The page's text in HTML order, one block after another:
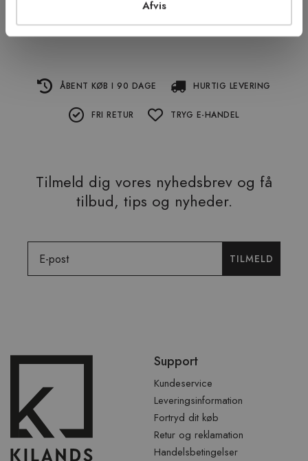
Afvis
ÅBENT KØB I 90 DAGE HURTIG LEVERING
FRI RETUR TRYG E-HANDEL
Tilmeld dig vores nyhedsbrev og få
tilbud, tips og nyheder.
TILMELD
over
Support
Kundeservice
Leveringsinformation
Fortryd dit køb
Retur og reklamation
Handelsbetingelser